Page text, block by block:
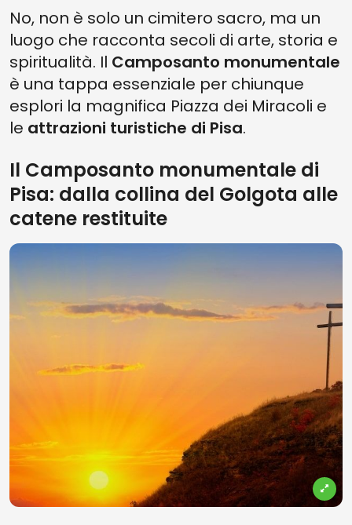
No, non è solo un cimitero sacro, ma un
luogo che racconta secoli di arte, storia e
spiritualità. Il Camposanto monumentale
è una tappa essenziale per chiunque
esplori la magnifica Piazza dei Miracoli e
le attrazioni turistiche di Pisa.
Il Camposanto monumentale di
Pisa: dalla collina del Golgota alle
catene restituite